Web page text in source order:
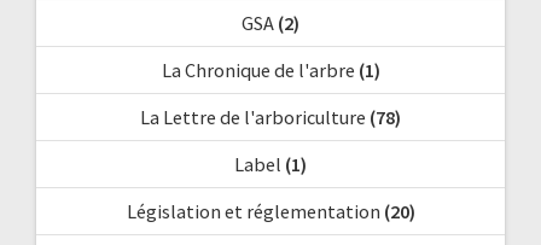
GSA (2)
La Chronique de l'arbre (1)
La Lettre de l'arboriculture (78)
Label (1)
Législation et réglementation (20)